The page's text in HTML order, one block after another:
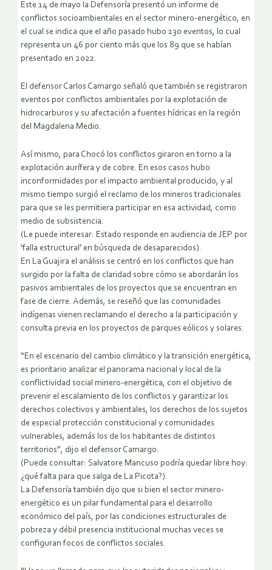
Este 14 de mayo la Defensoría presentó un informe de
conflictos socioambientales en el sector minero-energético, en
el cual se indica que el año pasado hubo 130 eventos, lo cual
representa un 46 por ciento más que los 89 que se habían
presentado en 2022.
El defensor Carlos Camargo señaló que también se registraron
eventos por conflictos ambientales por la explotación de
hidrocarburos y su afectación a fuentes hídricas en la región
del Magdalena Medio.
Así mismo, para Chocó los conflictos giraron en torno a la
explotación aurífera y de cobre. En esos casos hubo
inconformidades por el impacto ambiental producido, y al
mismo tiempo surgió el reclamo de los mineros tradicionales
para que se les permitiera participar en esa actividad, como
medio de subsistencia.
(Le puede interesar: Estado responde en audiencia de JEP por
‘falla estructural’ en búsqueda de desaparecidos).
En La Guajira el análisis se centró en los conflictos que han
surgido por la falta de claridad sobre cómo se abordarán los
pasivos ambientales de los proyectos que se encuentran en
fase de cierre. Además, se reseñó que las comunidades
indígenas vienen reclamando el derecho a la participación y
consulta previa en los proyectos de parques eólicos y solares.
“En el escenario del cambio climático y la transición energética,
es prioritario analizar el panorama nacional y local de la
conflictividad social minero-energética, con el objetivo de
prevenir el escalamiento de los conflictos y garantizar los
derechos colectivos y ambientales, los derechos de los sujetos
de especial protección constitucional y comunidades
vulnerables, además los de los habitantes de distintos
territorios”, dijo el defensor Camargo.
(Puede consultar: Salvatore Mancuso podría quedar libre hoy:
¿qué falta para que salga de La Picota?).
La Defensoría también dijo que si bien el sector minero-
energético es un pilar fundamental para el desarrollo
económico del país, por las condiciones estructurales de
pobreza y débil presencia institucional muchas veces se
configuran focos de conflictos sociales.